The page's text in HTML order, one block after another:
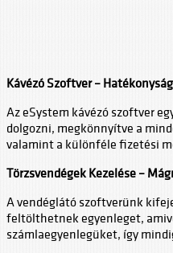
Kávézó Szoftver –
Az eSystem kávézó szoftver
dolgozni, megkönnyítve a
valamint a különféle fizetési
Törzsvendégek Kezelése –
A vendéglátó szoftverünk
feltölthetnek egyenleget,
számlaegyenlegüket, így